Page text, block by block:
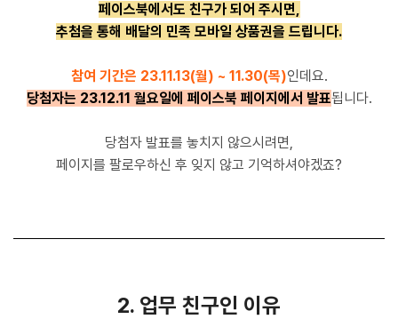
페이스북에서도 친구가 되어 주시면,
추첨을 통해 배달의 민족 모바일 상품권을 드립니다.
참여 기간은 23.11.13(월) ~ 11.30(목)인데요.
당첨자는 23.12.11 월요일에 페이스북 페이지에서 발표됩니다.
당첨자 발표를 놓치지 않으시려면,
페이지를 팔로우하신 후 잊지 않고 기억하셔야겠죠?
2. 업무 친구인 이유